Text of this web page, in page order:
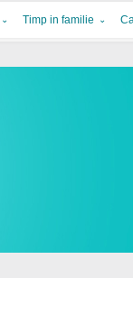
Timp in familie